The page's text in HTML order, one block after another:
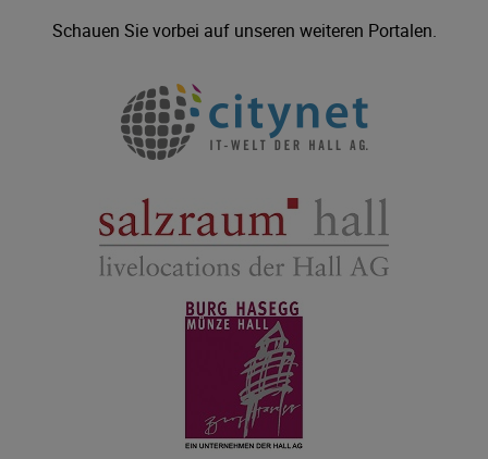
Schauen Sie vorbei auf unseren weiteren Portalen.